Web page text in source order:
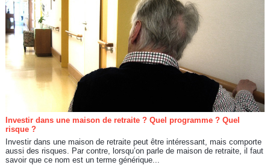
Investir dans une maison de retraite ? Quel programme ? Quel
risque ?
Investir dans une maison de retraite peut être intéressant, mais comporte
aussi des risques. Par contre, lorsqu’on parle de maison de retraite, il faut
savoir que ce nom est un terme générique...